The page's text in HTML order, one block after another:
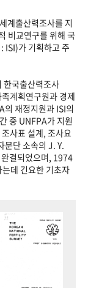
계출산력조사를 지
비교연구를 위해 국
가 기획하고 주
국출산력조사
계획연구원과 경제
의 재정지원과 ISI의
중 UNFPA가 지원
사표 설계, 조사요
단 소속의 J. Y.
결되었으며, 1974
데 긴요한 기초자